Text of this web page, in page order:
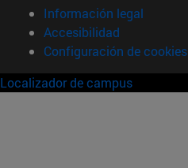
Información legal
Accesibilidad
Configuración de cookies
Localizador de campus